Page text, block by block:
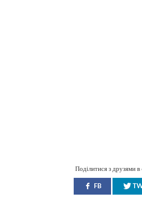
Поділитися з друзями
FB